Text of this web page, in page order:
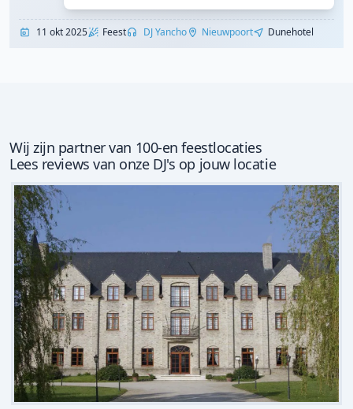
11 okt 2025 Feest DJ Yancho Nieuwpoort Dunehotel
Wij zijn partner van 100-en feestlocaties
Lees reviews van onze DJ's op jouw locatie